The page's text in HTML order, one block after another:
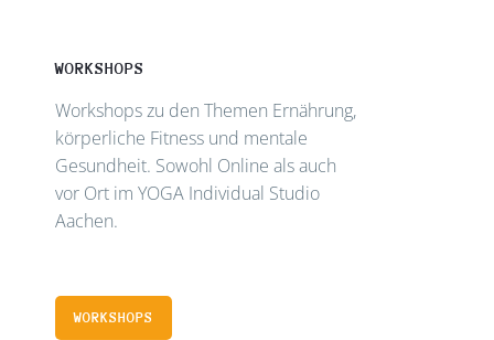
WORKSHOPS
Workshops zu den Themen Ernährung,
körperliche Fitness und mentale
Gesundheit. Sowohl Online als auch
vor Ort im YOGA Individual Studio
Aachen.
WORKSHOPS